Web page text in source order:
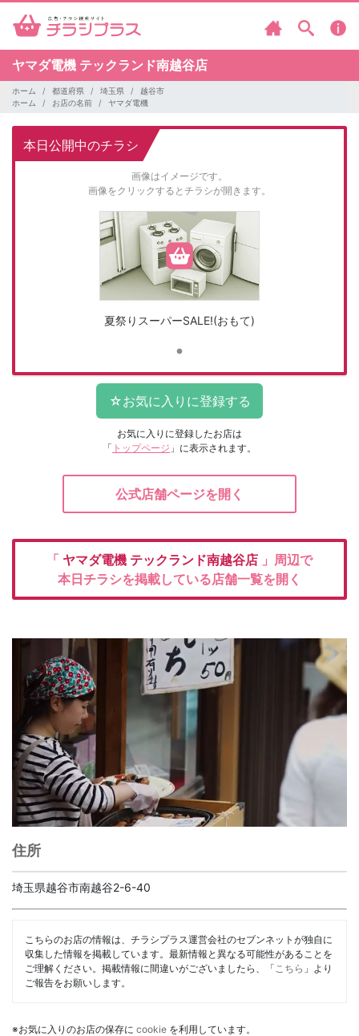
ヤマダ電機 テックランド南越谷店
ホーム 都道府県 埼玉県
越谷市
ホーム
お店の名前 ヤマダ電機
本日公開中のチラシ
画像はイメージです。
画像をクリックするとチラシが開きます。
夏祭りスーパーSALE!(おもて)
お気に入りに登録したお店は
「 トップページ 」に表示されます。
公式店舗ページを開く
「 ヤマダ電機 テックランド南越谷店 」周辺で
本日チラシを掲載している店舗一覧を開く
住所
埼玉県越谷市南越谷2-6-40
こちらのお店の情報は、チラシプラス運営会社のセブンネットが独自に
収集した情報を掲載しています。最新情報と異なる可能性があることを
ご理解ください。掲載情報に間違いがございましたら、「 こちら 」より
ご報告をお願いします。
※お気に入りのお店の保存に cookie を利用しています。